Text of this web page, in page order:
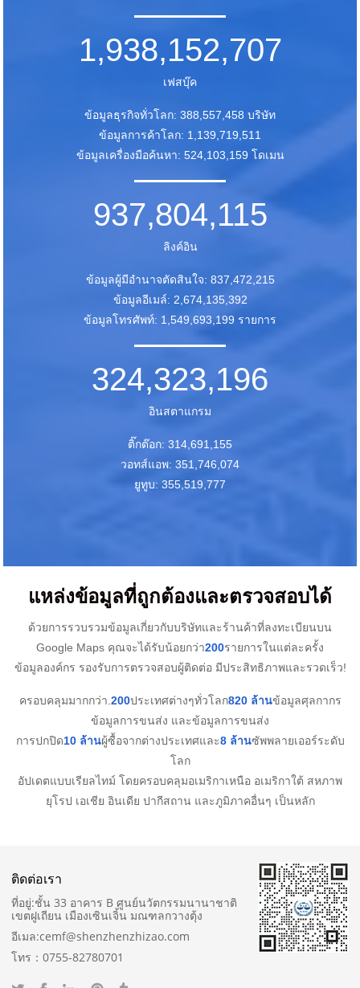
1,938,152,707
เฟสบุ๊ค
ข้อมูลธุรกิจทั่วโลก: 388,557,458 บริษัท
ข้อมูลการค้าโลก: 1,139,719,511
ข้อมูลเครื่องมือค้นหา: 524,103,159 โดเมน
937,804,115
ลิงค์อิน
ข้อมูลผู้มีอำนาจตัดสินใจ: 837,472,215
ข้อมูลอีเมล์: 2,674,135,392
ข้อมูลโทรศัพท์: 1,549,693,199 รายการ
324,323,196
อินสตาแกรม
ติ๊กต๊อก: 314,691,155
วอทส์แอพ: 351,746,074
ยูทูบ: 355,519,777
แหล่งข้อมูลที่ถูกต้องและตรวจสอบได้
ด้วยการรวบรวมข้อมูลเกี่ยวกับบริษัทและร้านค้าที่ลงทะเบียนบน
Google Maps คุณจะได้รับน้อยกว่า200รายการในแต่ละครั้ง
ข้อมูลองค์กร รองรับการตรวจสอบผู้ติดต่อ มีประสิทธิภาพและรวดเร็ว!
ครอบคลุมมากกว่า.200ประเทศต่างๆทั่วโลก820 ล้านข้อมูลศุลกากร
ข้อมูลการขนส่ง และข้อมูลการขนส่ง
การปกปิด10 ล้านผู้ซื้อจากต่างประเทศและ8 ล้านซัพพลายเออร์ระดับ
โลก
อัปเดตแบบเรียลไทม์ โดยครอบคลุมอเมริกาเหนือ อเมริกาใต้ สหภาพ
ยุโรป เอเชีย อินเดีย ปากีสถาน และภูมิภาคอื่นๆ เป็นหลัก
ติดต่อเรา
ที่อยู่:ชั้น 33 อาคาร B ศูนย์นวัตกรรมนานาชาติ
เขตฝูเถียน เมืองเซินเจิ้น มณฑลกวางตุ้ง
อีเมล:cemf@shenzhenzhizao.com
โทร：0755-82780701